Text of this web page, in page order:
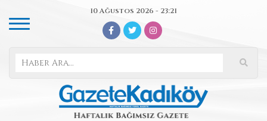
10 Ağustos 2026 - 23:21